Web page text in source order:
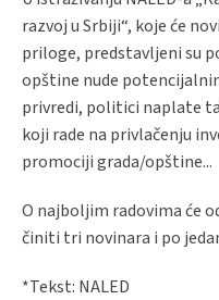
razvoj u Srbiji“, koje će
priloge, predstavljeni su
opštine nude
privredi, politici naplate
koji rade na privlačenju
promociji grada/opštine...
O najboljim radovima će
činiti tri novinara i po
*Tekst: NALED